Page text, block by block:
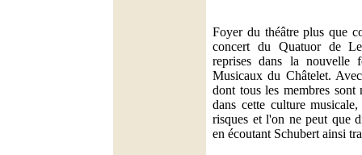
Foyer du théâtre plus que
concert du Quatuor de
reprises dans la nouvelle
Musicaux du Châtelet.
dont tous les membres sont
dans cette culture
risques et l'on ne peut que
en écoutant Schubert ainsi